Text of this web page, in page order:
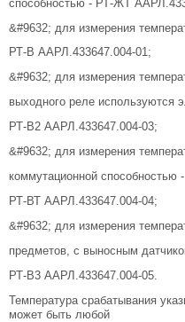
способностью - РТ-ЖТ
&#9632; для измерения
РТ-В ААРЛ.433647.004-01;
&#9632; для измерения
выходного реле используются
РТ-В2 ААРЛ.433647.004-03;
&#9632; для измерения
коммутационной способностью -
РТ-ВТ ААРЛ.433647.004-04;
&#9632; для измерения
предметов, с выносным
РТ-В3 ААРЛ.433647.004-05.
Температура срабатывания
может быть любой